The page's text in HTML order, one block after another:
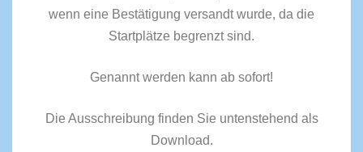
wenn eine Bestätigung versandt wurde, da die
Startplätze begrenzt sind.
Genannt werden kann ab sofort!
Die Ausschreibung finden Sie untenstehend als
Download.